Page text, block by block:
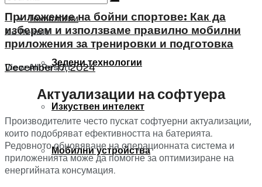
Технологии
Зелени технологии
Изкуствен интелект
Мобилни устройства
No Result
View All Result
Приложение на бойни спортове: Как да
изберем и използваме правилно мобилни
приложения за тренировки и подготовка
December 17, 2024
Актуализации на софтуера
Производителите често пускат софтуерни актуализации,
които подобряват ефективността на батерията.
Редовното обновяване на операционната система и
приложенията може да помогне за оптимизиране на
енергийната консумация.